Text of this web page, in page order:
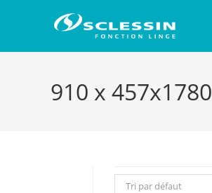
910 x 457x1780
Tri par défaut